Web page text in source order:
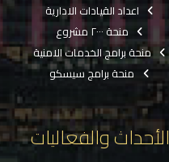
اعداد القيادات الادارية
منحة ٢٠٠٠ مشروع
منحة برامج الخدمات الامنية
منحة برامج سيسكو
الأحداث والفعاليات